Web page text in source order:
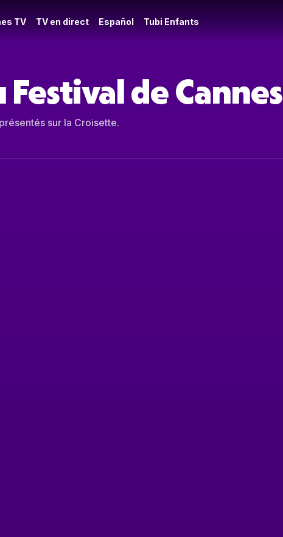
TV TV en direct Español Tubi Enfants
de Cannes
sur la Croisette.